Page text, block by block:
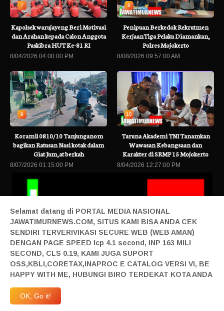
7
Kapolsek warujayeng Beri Motivasi
dan Arahan kepada Calon Anggota
Paskibra HUT Ke-81 RI
8/04/2026 04:00:00 PM
8
Penipuan Berkedok Rekrutmen
KerjaanTiga Pelaku Diamankan,
Polres Mojokerto
8/08/2026 09:57:00 AM
9
Koramil 0810/10 Tanjunganom
bagikan Ratusan Nasi kotak dalam
Giat Jum,at berkah
8/07/2026 01:15:00 PM
10
Taruna Akademi TNI Tanamkan
Wawasan Kebangsaan dan
Karakter di SRMP 15 Mojokerto
8/04/2026 12:27:00 PM
Nasdem Mojokerto Lantik PAC 18 Kecamatan
Home| Login| Privacy| Pedoman Siber| Contact| Tentang|
Produk|
Adv| Mitra| Staff Redaksi| Redaksi| | Design By Sonata
Abraham | @2019 All Right Reserved | Milad JTN Ke 4 | 27 April 2023 JTN Melangkah
Maju | Anggardaya Terpandang-Berharga-Terdepan-Berkelas
Selamat datang di PORTAL MEDIA NASIONAL
JAWATIMURNEWS.COM, SITUS KAMI BISA ANDA CEK
SENDIRI TERVERIVIKASI SECURE WEB (WEB AMAN)
DENGAN PAGE SPEED lcp 4.1 second, INP 163 MILI
SECOND, CLS 0.19, KAMI JUGA SUPORT
OSS,KBLI,CORETAX,INAPROC E CATALOG VERSI VI, BE
HAPPY WITH ME, HUBUNGI BIRO TERDEKAT KOTA ANDA
OK, Go it!